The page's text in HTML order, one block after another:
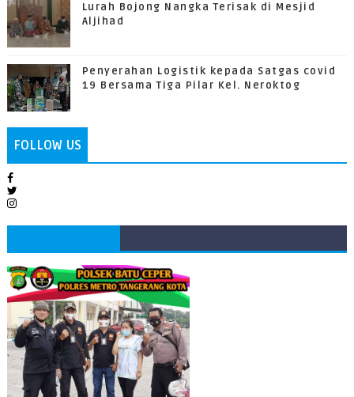
Lurah Bojong Nangka Terisak di Mesjid
Aljihad
Penyerahan Logistik kepada Satgas covid
19 Bersama Tiga Pilar Kel. Neroktog
FOLLOW US